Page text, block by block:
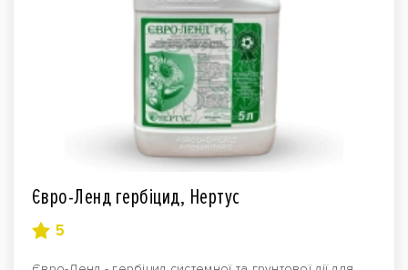
Євро-Ленд гербіцид, Нертус
5